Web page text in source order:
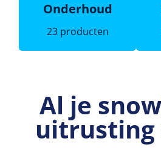
Onderhoud
23 producten
Al je
uitrusting